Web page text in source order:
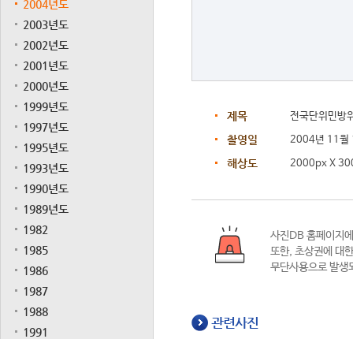
2004년도
2003년도
2002년도
2001년도
2000년도
1999년도
1997년도
1995년도
1993년도
1990년도
1989년도
1982
1985
1986
1987
1988
1991
제목 전국단위민방
촬영일 2004년 11월
해상도 2000px X
사진DB 홈페이지
또한, 초상권에 대
무단사용으로 발생
관련사진